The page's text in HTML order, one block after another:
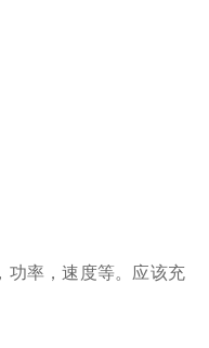
率，速度等。应该充